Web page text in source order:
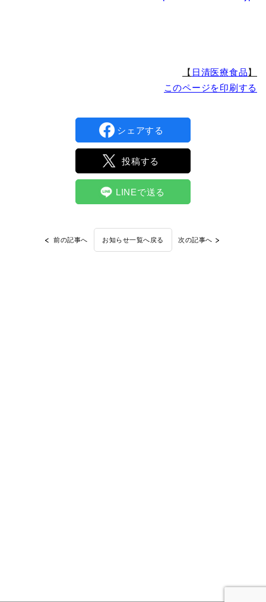
【 日清医療食品】
このページを印刷する
シェアする
投稿する
LINEで送る
前の記事へ お知らせ一覧へ戻る 次の記事へ